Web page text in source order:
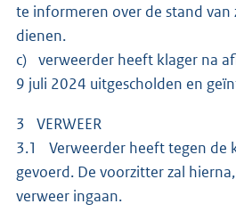
te informeren over de stand van
dienen.
c) verweerder heeft klager na
9 juli 2024 uitgescholden en
3 VERWEER
3.1 Verweerder heeft tegen de
gevoerd. De voorzitter zal
verweer ingaan.